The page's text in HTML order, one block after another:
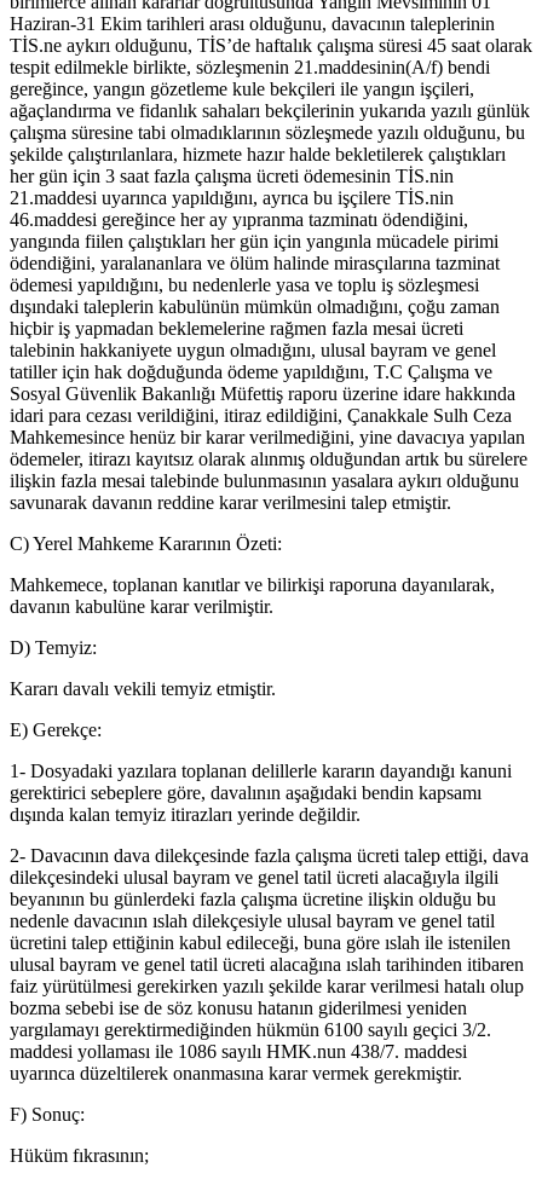
Haziran-31 Ekim tarihleri arası olduğunu, davacının taleplerinin
TİS.ne aykırı olduğunu, TİS’de haftalık çalışma süresi 45 saat olarak
tespit edilmekle birlikte, sözleşmenin 21.maddesinin(A/f) bendi
gereğince, yangın gözetleme kule bekçileri ile yangın işçileri,
ağaçlandırma ve fidanlık sahaları bekçilerinin yukarıda yazılı günlük
çalışma süresine tabi olmadıklarının sözleşmede yazılı olduğunu, bu
şekilde çalıştırılanlara, hizmete hazır halde bekletilerek çalıştıkları
her gün için 3 saat fazla çalışma ücreti ödemesinin TİS.nin
21.maddesi uyarınca yapıldığını, ayrıca bu işçilere TİS.nin
46.maddesi gereğince her ay yıpranma tazminatı ödendiğini,
yangında fiilen çalıştıkları her gün için yangınla mücadele pirimi
ödendiğini, yaralananlara ve ölüm halinde mirasçılarına tazminat
ödemesi yapıldığını, bu nedenlerle yasa ve toplu iş sözleşmesi
dışındaki taleplerin kabulünün mümkün olmadığını, çoğu zaman
hiçbir iş yapmadan beklemelerine rağmen fazla mesai ücreti
talebinin hakkaniyete uygun olmadığını, ulusal bayram ve genel
tatiller için hak doğduğunda ödeme yapıldığını, T.C Çalışma ve
Sosyal Güvenlik Bakanlığı Müfettiş raporu üzerine idare hakkında
idari para cezası verildiğini, itiraz edildiğini, Çanakkale Sulh Ceza
Mahkemesince henüz bir karar verilmediğini, yine davacıya yapılan
ödemeler, itirazı kayıtsız olarak alınmış olduğundan artık bu sürelere
ilişkin fazla mesai talebinde bulunmasının yasalara aykırı olduğunu
savunarak davanın reddine karar verilmesini talep etmiştir.
C) Yerel Mahkeme Kararının Özeti:
Mahkemece, toplanan kanıtlar ve bilirkişi raporuna dayanılarak,
davanın kabulüne karar verilmiştir.
D) Temyiz:
Kararı davalı vekili temyiz etmiştir.
E) Gerekçe:
1- Dosyadaki yazılara toplanan delillerle kararın dayandığı kanuni
gerektirici sebeplere göre, davalının aşağıdaki bendin kapsamı
dışında kalan temyiz itirazları yerinde değildir.
2- Davacının dava dilekçesinde fazla çalışma ücreti talep ettiği, dava
dilekçesindeki ulusal bayram ve genel tatil ücreti alacağıyla ilgili
beyanının bu günlerdeki fazla çalışma ücretine ilişkin olduğu bu
nedenle davacının ıslah dilekçesiyle ulusal bayram ve genel tatil
ücretini talep ettiğinin kabul edileceği, buna göre ıslah ile istenilen
ulusal bayram ve genel tatil ücreti alacağına ıslah tarihinden itibaren
faiz yürütülmesi gerekirken yazılı şekilde karar verilmesi hatalı olup
bozma sebebi ise de söz konusu hatanın giderilmesi yeniden
yargılamayı gerektirmediğinden hükmün 6100 sayılı geçici 3/2.
maddesi yollaması ile 1086 sayılı HMK.nun 438/7. maddesi
uyarınca düzeltilerek onanmasına karar vermek gerekmiştir.
F) Sonuç:
Hüküm fıkrasının;